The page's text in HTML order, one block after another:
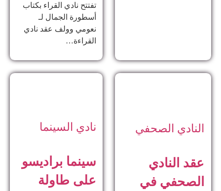
تفتتح نادي القراء بكتاب
أسطورة الجمال لـ
نعومي وولف عقد نادي
القراءة…
النادي الصحفي
عقد النادي
الصحفي في
نادي السينما
سينما براديسو
على طاولة